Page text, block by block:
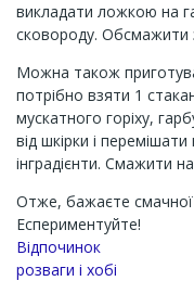
викладати ложкою на
сковороду. Обсмажити
Можна також
потрібно взяти 1
мускатного горіху,
від шкірки і
інградієнти. Смажити
Отже, бажаєте смачної
Еспериментуйте!
Channel
Відпочинок
розваги і хобі